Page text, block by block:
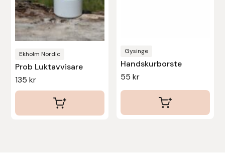
Ekholm Nordic
Prob Luktavvisare
135kr
Gysinge
Handskurborste
55 kr
Tunahaken
Uhip
Veredus